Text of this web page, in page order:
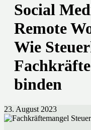
Social
Remote
Wie
binden
23. August 2023